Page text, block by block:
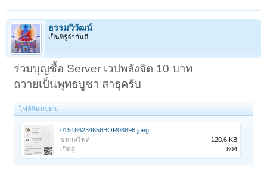
ธรรมวิวัฒน์
เป็นที่รู้จักกันดี
ร่วมบุญซื้อ Server เวปพลังจิต 10 บาท
ถวายเป็นพุทธบูชา สาธุครับ
ไฟล์ที่แนบมา:
015186234658BOR08896.jpeg
ขนาดไฟล์:
120.6 KB
เปิดดู:
804